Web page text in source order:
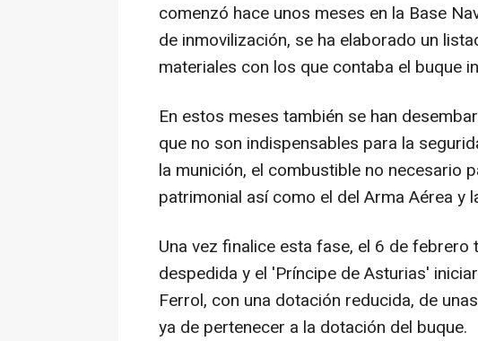
comenzó hace unos meses en la Base
de inmovilización, se ha elaborado un
materiales con los que contaba el buque
En estos meses también se han
que no son indispensables para la
la munición, el combustible no necesario
patrimonial así como el del Arma Aérea y
Una vez finalice esta fase, el 6 de
despedida y el 'Príncipe de Asturias'
Ferrol, con una dotación reducida, de
ya de pertenecer a la dotación del buque.